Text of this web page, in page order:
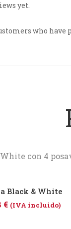
yet.
who have
Black & White
€ (IVA incluido)